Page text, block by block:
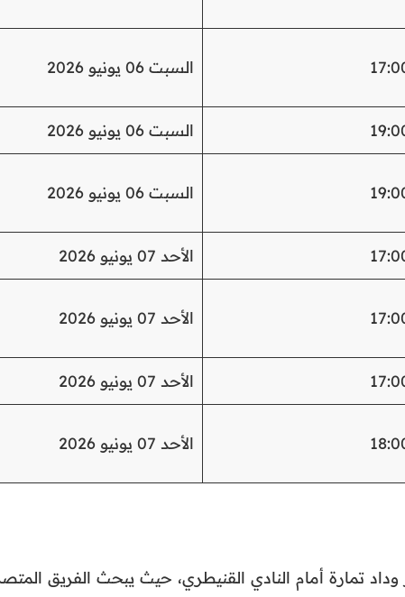
السبت 06 يونيو 2026
السبت 06 يونيو 2026
السبت 06 يونيو 2026
الأحد 07 يونيو 2026
الأحد 07 يونيو 2026
الأحد 07 يونيو 2026
الأحد 07 يونيو 2026
وداد تمارة أمام النادي القنيطري، حيث يبحث الفريق